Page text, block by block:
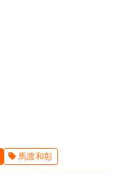
馬渡和彰